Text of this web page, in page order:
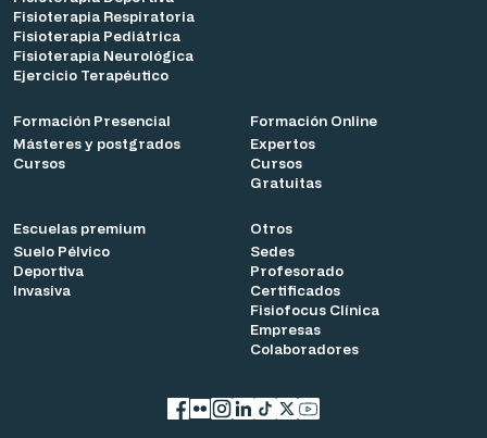
Fisioterapia Respiratoria
Fisioterapia Pediátrica
Fisioterapia Neurológica
Ejercicio Terapéutico
Formación Presencial
Másteres y postgrados
Cursos
Formación Online
Expertos
Cursos
Gratuitas
Escuelas premium
Suelo Pélvico
Deportiva
Invasiva
Otros
Sedes
Profesorado
Certificados
Fisiofocus Clínica
Empresas
Colaboradores